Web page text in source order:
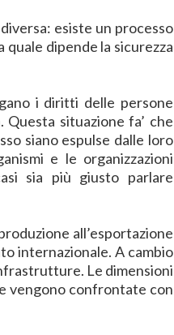
esiste un processo
dipende la sicurezza
i diritti delle persone
situazione fa’ che
siano espulse dalle loro
e le organizzazioni
sia più giusto parlare
all’esportazione
internazionale. A cambio
Le dimensioni
vengono confrontate con